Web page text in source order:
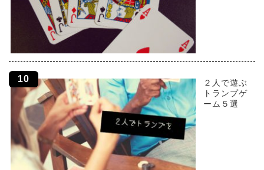
２人で遊ぶ
トランプゲ
ーム５選